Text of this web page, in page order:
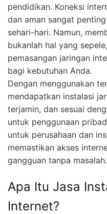
pendidikan. Koneksi
dan aman sangat
sehari-hari. Namun,
bukanlah hal yang
pemasangan jaringan
bagi kebutuhan Anda.
Dengan menggunakan
mendapatkan instalasi
terjamin, dan sesuai
untuk penggunaan
untuk perusahaan dan
memastikan akses
gangguan tanpa masalah.
Apa Itu Jasa
Internet?